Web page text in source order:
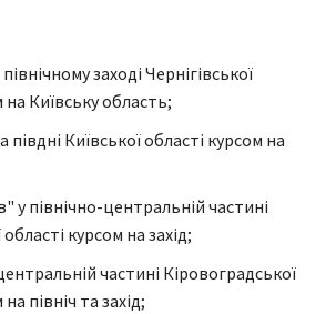
заході Чернігівської
на Київську область;
півдні Київської області курсом на
у північно-центральній частині
курсом на захід;
частині Кіровоградської
північ та захід;